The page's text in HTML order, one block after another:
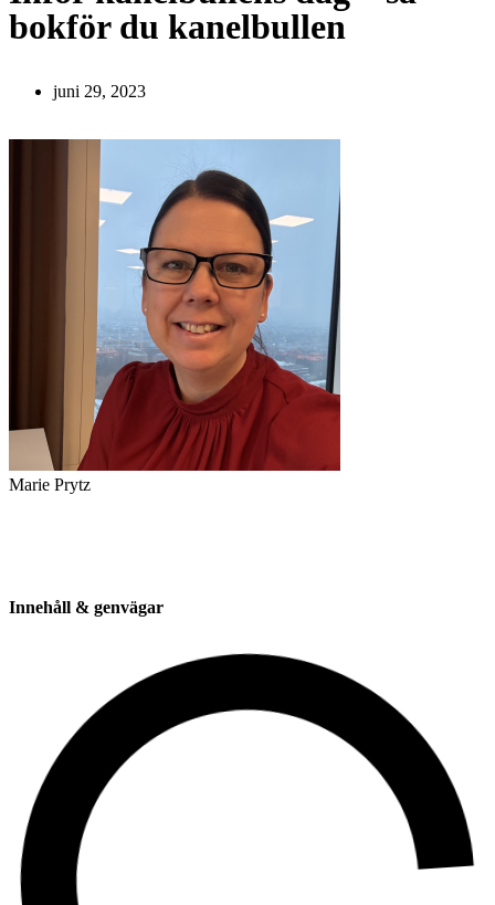
bokför du kanelbullen
juni 29, 2023
Marie Prytz
Innehåll & genvägar